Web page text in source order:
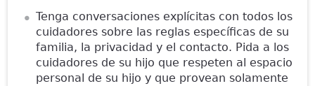
Tenga conversaciones explícitas con todos los
cuidadores sobre las reglas específicas de su
familia, la privacidad y el contacto. Pida a los
cuidadores de su hijo que respeten al espacio
personal de su hijo y que provean solamente